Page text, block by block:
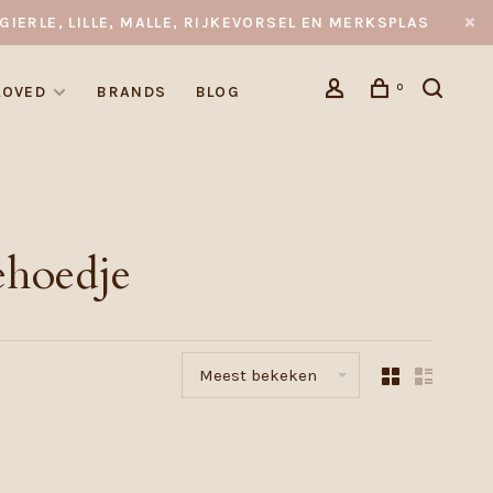
LILLE, MALLE, RIJKEVORSEL EN MERKSPLAS
BRANDS BLOG 0
Meest bekeken